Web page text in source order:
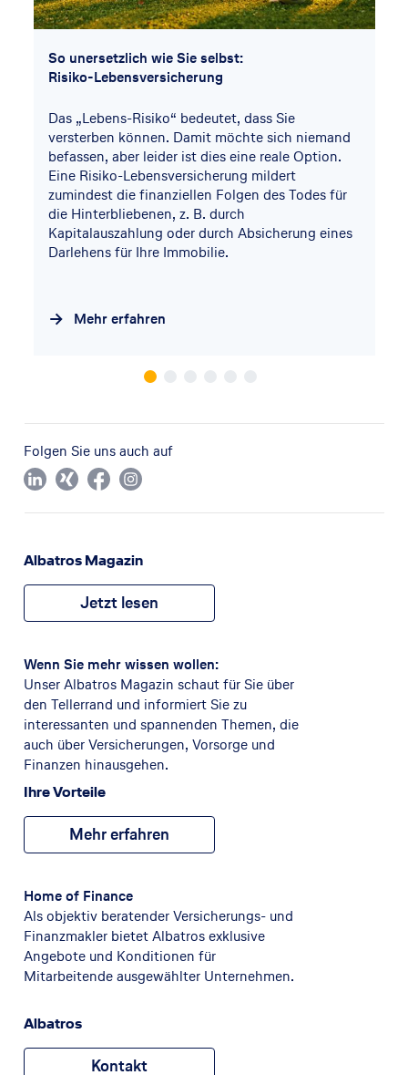
So unersetzlich wie Sie selbst:
Risiko-Lebensversicherung
Das „Lebens-Risiko“ bedeutet, dass Sie
versterben können. Damit möchte sich niemand
befassen, aber leider ist dies eine reale Option.
Eine Risiko-Lebensversicherung mildert
zumindest die finanziellen Folgen des Todes für
die Hinterbliebenen, z. B. durch
Kapitalauszahlung oder durch Absicherung eines
Darlehens für Ihre Immobilie.
Mehr erfahren
Folgen Sie uns auch auf
Albatros Magazin
Jetzt lesen
Wenn Sie mehr wissen wollen:
Unser Albatros Magazin schaut für Sie über
den Tellerrand und informiert Sie zu
interessanten und spannenden Themen, die
auch über Versicherungen, Vorsorge und
Finanzen hinausgehen.
Ihre Vorteile
Mehr erfahren
Home of Finance
Als objektiv beratender Versicherungs- und
Finanzmakler bietet Albatros exklusive
Angebote und Konditionen für
Mitarbeitende ausgewählter Unternehmen.
Albatros
Kontakt